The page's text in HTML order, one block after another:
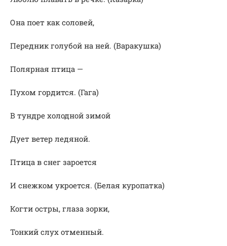
Она поет как соловей,
Передник голубой на ней. (Варакушка)
Полярная птица —
Пухом гордится. (Гага)
В тундре холодной зимой
Дует ветер ледяной.
Птица в снег зароется
И снежком укроется. (Белая куропатка)
Когти остры, глаза зорки,
Тонкий слух отменный.